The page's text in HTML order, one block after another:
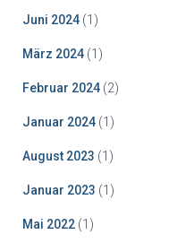
Juni 2024 (1)
März 2024 (1)
Februar 2024 (2)
Januar 2024 (1)
August 2023 (1)
Januar 2023 (1)
Mai 2022 (1)